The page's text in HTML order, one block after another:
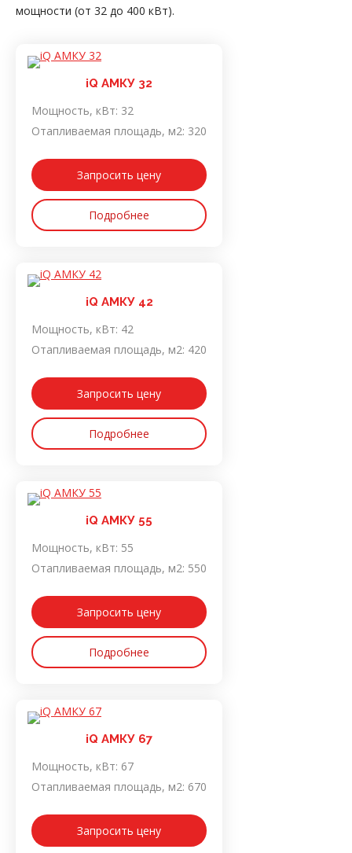
мощности (от 32 до 400 кВт).
iQ АМКУ 32
Мощность, кВт: 32
Отапливаемая площадь, м2: 320
Запросить цену
Подробнее
iQ АМКУ 42
Мощность, кВт: 42
Отапливаемая площадь, м2: 420
Запросить цену
Подробнее
iQ АМКУ 55
Мощность, кВт: 55
Отапливаемая площадь, м2: 550
Запросить цену
Подробнее
iQ АМКУ 67
Мощность, кВт: 67
Отапливаемая площадь, м2: 670
Запросить цену